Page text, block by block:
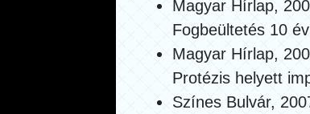
Magyar Hírlap,
Fogbeültetés 10
Magyar Hírlap,
Protézis helyett
Színes Bulvár,